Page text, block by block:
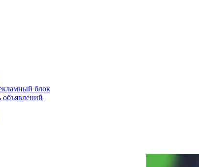
блок
объявлений